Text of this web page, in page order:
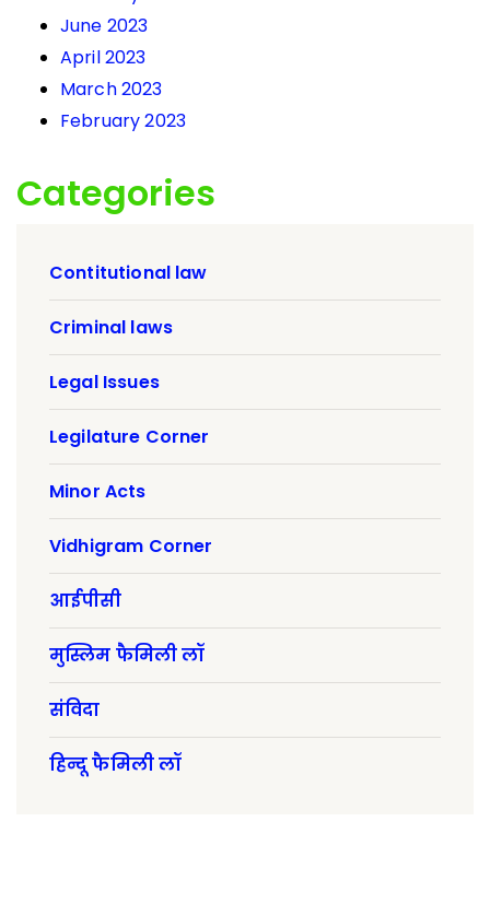
June 2023
April 2023
March 2023
February 2023
Categories
Contitutional law
Criminal laws
Legal Issues
Legilature Corner
Minor Acts
Vidhigram Corner
आईपीसी
मुस्लिम फैमिली लॉ
संविदा
हिन्दू फैमिली लॉ